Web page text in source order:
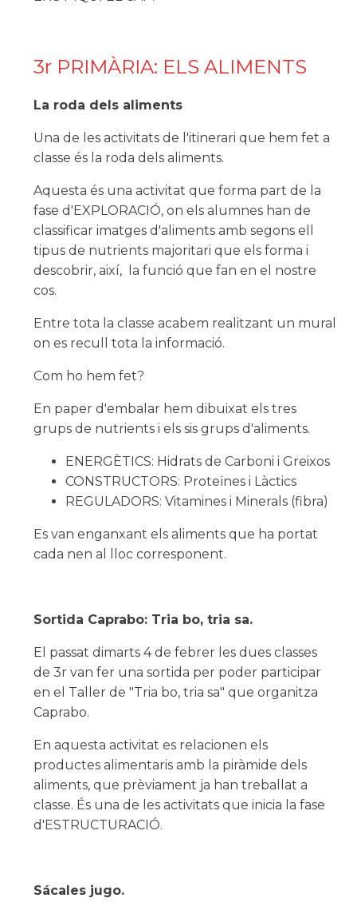
3r PRIMÀRIA: ELS ALIMENTS
La roda dels aliments
Una de les activitats de l'itinerari que hem fet a
classe és la roda dels aliments.
Aquesta és una activitat que forma part de la
fase d'EXPLORACIÓ, on els alumnes han de
classificar imatges d'aliments amb segons ell
tipus de nutrients majoritari que els forma i
descobrir, així, la funció que fan en el nostre
cos.
Entre tota la classe acabem realitzant un mural
on es recull tota la informació.
Com ho hem fet?
En paper d'embalar hem dibuixat els tres
grups de nutrients i els sis grups d'aliments.
ENERGÈTICS: Hidrats de Carboni i Greixos
CONSTRUCTORS: Proteïnes i Làctics
REGULADORS: Vitamines i Minerals (fibra)
Es van enganxant els aliments que ha portat
cada nen al lloc corresponent.
Sortida Caprabo: Tria bo, tria sa.
El passat dimarts 4 de febrer les dues classes
de 3r van fer una sortida per poder participar
en el Taller de "Tria bo, tria sa" que organitza
Caprabo.
En aquesta activitat es relacionen els
productes alimentaris amb la piràmide dels
aliments, que prèviament ja han treballat a
classe. És una de les activitats que inicia la fase
d'ESTRUCTURACIÓ.
Sácales jugo.